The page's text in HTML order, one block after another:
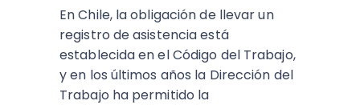
En Chile, la obligación de llevar un
registro de asistencia está
establecida en el Código del Trabajo,
y en los últimos años la Dirección del
Trabajo ha permitido la